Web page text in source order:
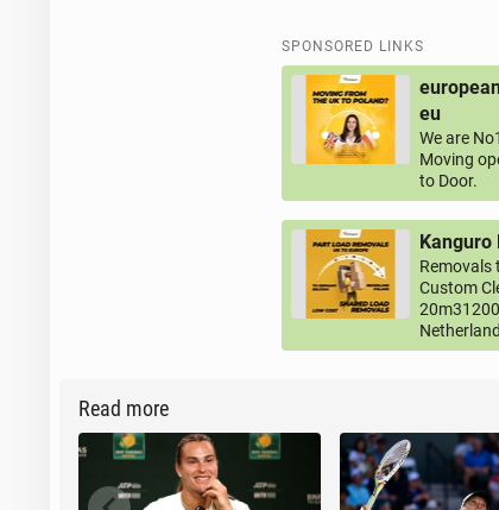
SPONSORED LINKS
eu
We are
Moving
to Door.
Kanguro
Removals
Custom
Read more